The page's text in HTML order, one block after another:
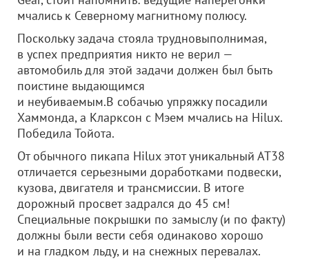
мчались к Северному магнитному полюсу.
Поскольку задача стояла трудновыполнимая,
в успех предприятия никто не верил —
автомобиль для этой задачи должен был быть
поистине выдающимся
и неубиваемым.В собачью упряжку посадили
Хаммонда, а Кларксон с Мэем мчались на Hilux.
Победила Тойота.
От обычного пикапа Hilux этот уникальный АТ38
отличается серьезными доработками подвески,
кузова, двигателя и трансмиссии. В итоге
дорожный просвет задрался до 45 см!
Специальные покрышки по замыслу (и по факту)
должны были вести себя одинаково хорошо
и на гладком льду, и на снежных перевалах.